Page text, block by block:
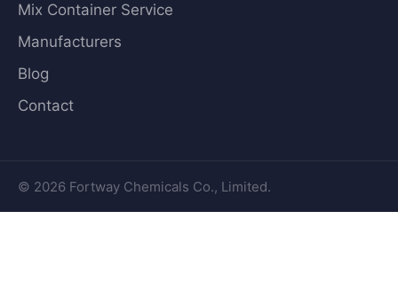
Mix Container Service
Manufacturers
Blog
Contact
© 2026 Fortway Chemicals Co., Limited.